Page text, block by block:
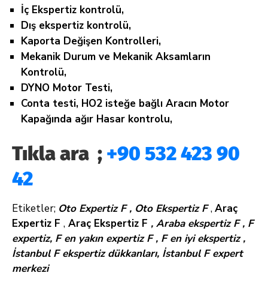
İç Ekspertiz kontrolü,
Dış ekspertiz kontrolü,
Kaporta Değişen Kontrolleri,
Mekanik Durum ve Mekanik Aksamların
Kontrolü,
DYNO Motor Testi,
Conta testi, HO2 isteğe bağlı Aracın Motor
Kapağında ağır Hasar kontrolu,
Tıkla ara ; +90 532 423 90
42
Etiketler; Oto Expertiz F , Oto Ekspertiz F,Araç
Expertiz F , Araç Ekspertiz F , Araba ekspertiz F , F
expertiz, F en yakın expertiz F , F en iyi ekspertiz ,
İstanbul F ekspertiz dükkanları, İstanbul F expert
merkezi